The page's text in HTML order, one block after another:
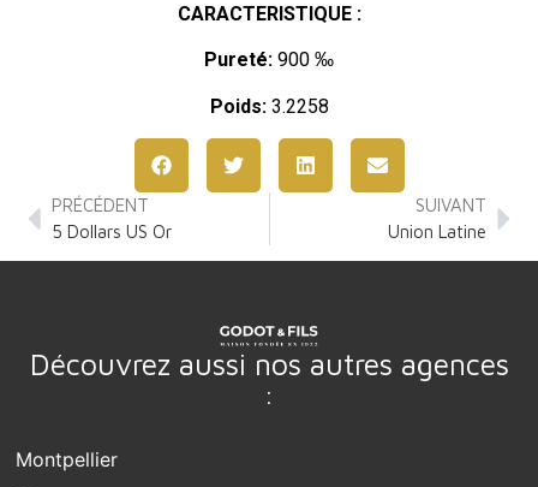
CARACTERISTIQUE :
Pureté: 900 ‰
Poids:3.2258
PRÉCÉDENT
5 Dollars US Or
SUIVANT
Union Latine
Découvrez aussi nos autres agences
:
Montpellier